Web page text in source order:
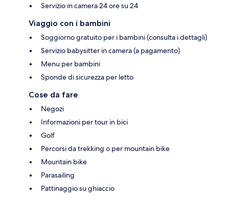
Servizio in camera 24 ore su 24
Viaggio con i bambini
Soggiorno gratuito per i bambini (consulta i dettagli)
Servizio babysitter in camera (a pagamento)
Menu per bambini
Sponde di sicurezza per letto
Cose da fare
Negozi
Informazioni per tour in bici
Golf
Percorsi da trekking o per mountain bike
Mountain bike
Parasailing
Pattinaggio su ghiaccio